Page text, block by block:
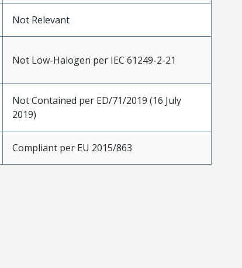
Not Relevant
Not Low-Halogen per IEC 61249-2-21
Not Contained per ED/71/2019 (16 July
2019)
Compliant per EU 2015/863